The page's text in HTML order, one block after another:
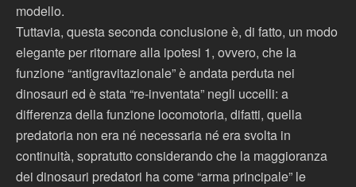
modello.
Tuttavia, questa seconda conclusione è, di fatto, un modo
elegante per ritornare alla ipotesi 1, ovvero, che la
funzione “antigravitazionale” è andata perduta nei
dinosauri ed è stata “re-inventata” negli uccelli: a
differenza della funzione locomotoria, difatti, quella
predatoria non era né necessaria né era svolta in
continuità, sopratutto considerando che la maggioranza
dei dinosauri predatori ha come “arma principale” le